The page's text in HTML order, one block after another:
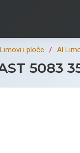
i ploče Al
5083